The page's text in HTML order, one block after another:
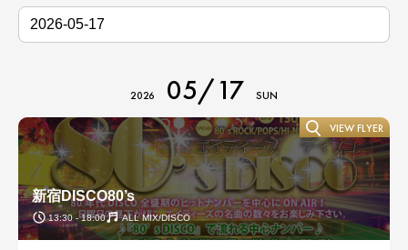
2026 05/17 SUN
新宿DISCO80’s
13:30 - 18:00 ALL MIX/DISCO
VIEW FLYER